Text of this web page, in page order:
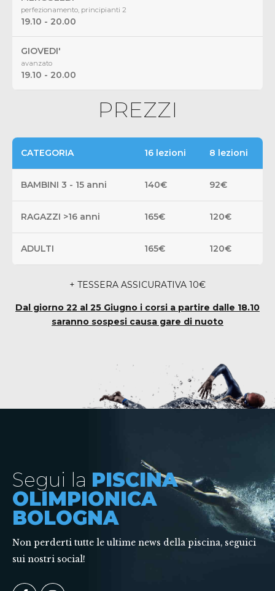
perfezionamento, principianti 2
19.10 - 20.00
GIOVEDI'
avanzato
19.10 - 20.00
PREZZI
CATEGORIA 16 lezioni 8 lezioni
BAMBINI 3 - 15 anni 140€ 92€
RAGAZZI >16 anni 165€ 120€
ADULTI 165€ 120€
+ TESSERA ASSICURATIVA 10€
Dal giorno 22 al 25 Giugno i corsi a partire dalle 18.10
saranno sospesi causa gare di nuoto
Segui la PISCINA
OLIMPIONICA
BOLOGNA
Non perderti tutte le ultime news della piscina, seguici
sui nostri social!